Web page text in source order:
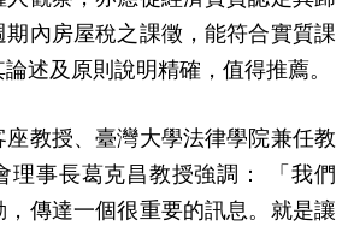
期內房屋稅之課徵，能符合實質課
述及原則說明精確，值得推薦。
教授、臺灣大學法律學院兼任教
理事長葛克昌教授強調： 「我們
傳達一個很重要的訊息。就是讓